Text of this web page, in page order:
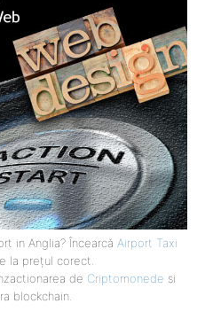
in Anglia? Încearcă Airport Taxi
la prețul corect.
de Criptomonede si
blockchain.